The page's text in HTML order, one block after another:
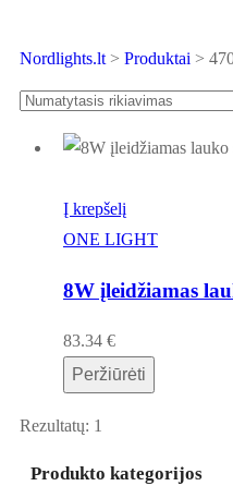
Nordlights.lt > Produktai >
Į krepšelį
ONE LIGHT
8W įleidžiamas
83.34 €
Peržiūrėti
Rezultatų: 1
Produkto kategorijos